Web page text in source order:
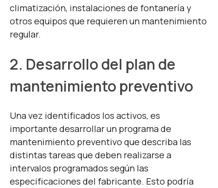
climatización, instalaciones de fontanería y
otros equipos que requieren un mantenimiento
regular.
2. Desarrollo del plan de
mantenimiento preventivo
Una vez identificados los activos, es
importante desarrollar un programa de
mantenimiento preventivo que describa las
distintas tareas que deben realizarse a
intervalos programados según las
especificaciones del fabricante. Esto podría